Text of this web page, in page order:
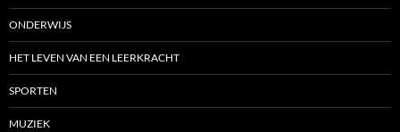
ONDERWIJS
HET LEVEN VAN EEN LEERKRACHT
SPORTEN
MUZIEK